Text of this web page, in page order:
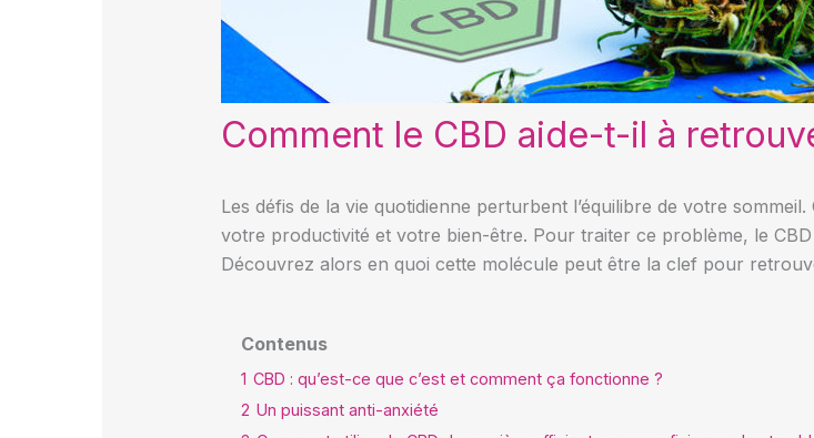
Comment le CBD aide-t-il à
Les défis de la vie quotidienne perturbent l’équilibre de votre
votre productivité et votre bien-être. Pour traiter ce problème, le
Découvrez alors en quoi cette molécule peut être la clef pour
Contenus
1 CBD : qu’est-ce que c’est et comment ça fonctionne ?
2 Un puissant anti-anxiété